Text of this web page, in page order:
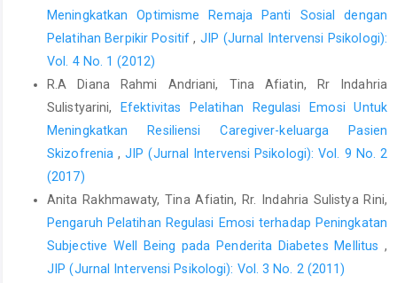
Meningkatkan Optimisme Remaja Panti Sosial dengan
Pelatihan Berpikir Positif, JIP (Jurnal Intervensi Psikologi):
Vol. 4 No. 1 (2012)
R.A Diana Rahmi Andriani, Tina Afiatin, Rr Indahria
Sulistyarini,
Efektivitas Pelatihan Regulasi Emosi Untuk
Meningkatkan Resiliensi Caregiver-keluarga Pasien
Skizofrenia,JIP (Jurnal Intervensi Psikologi): Vol. 9 No. 2
(2017)
Anita Rakhmawaty, Tina Afiatin, Rr. Indahria Sulistya Rini,
Pengaruh Pelatihan Regulasi Emosi terhadap Peningkatan
Subjective Well Being pada Penderita Diabetes Mellitus ,
JIP (Jurnal Intervensi Psikologi): Vol. 3 No. 2 (2011)